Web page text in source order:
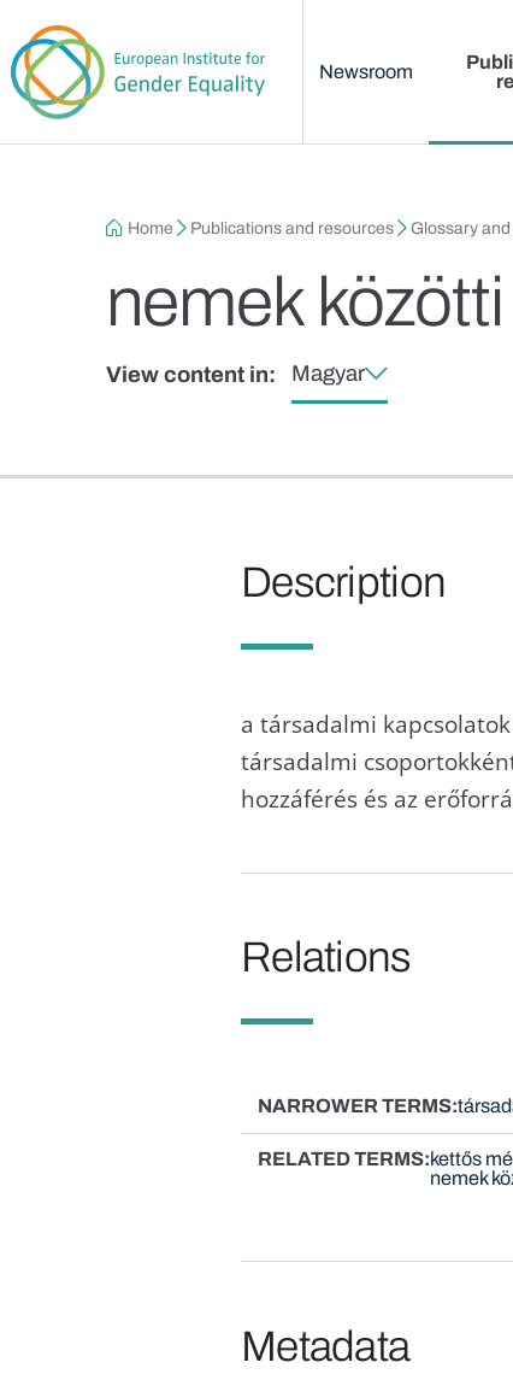
Newsroom
Breadcrumb
Home Publications and resources Glossary
nemek
View content in: Magyar
Description
a társadalmi
társadalmi
hozzáférés és az
Relations
NARROWER TERMS
RELATED TERMS kettős
nemek
Metadata